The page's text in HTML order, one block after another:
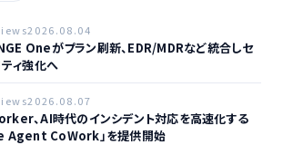
2026.08.04
Oneがプラン刷新、EDR/MDRなど統合しセ
ティ強化へ
2026.08.07
、AI時代のインシデント対応を高速化する
Agent CoWork」を提供開始